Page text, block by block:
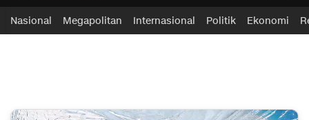
ifakta.co
#pastibenar
Nasional Megapolitan Internasional Politik Ekonomi